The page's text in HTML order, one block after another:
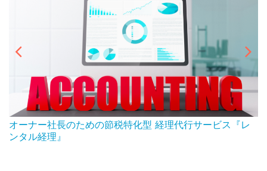
オーナー社長のための節税特化型 経理代行サービス『レ
ンタル経理』